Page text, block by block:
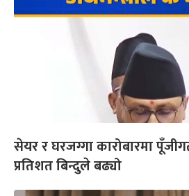
सेयर र घरजग्गा कारोबारमा
प्रतिशत बिन्दुले बढ्यो